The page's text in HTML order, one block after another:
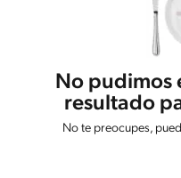
No pudimos
resultado
No te preocupes,